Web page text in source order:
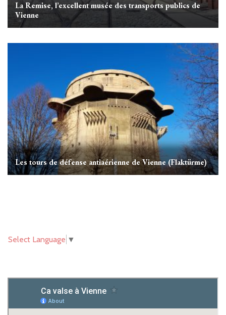
La Remise, l’excellent musée des transports publics de
Vienne
Les tours de défense antiaérienne de Vienne (Flaktürme)
Select Language ▼